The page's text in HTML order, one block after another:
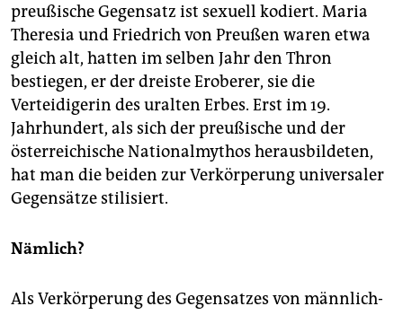
preußische Gegensatz ist sexuell kodiert. Maria
Theresia und Friedrich von Preußen waren etwa
gleich alt, hatten im selben Jahr den Thron
bestiegen, er der dreiste Eroberer, sie die
Verteidigerin des uralten Erbes. Erst im 19.
Jahrhundert, als sich der preußische und der
österreichische Nationalmythos herausbildeten,
hat man die beiden zur Verkörperung universaler
Gegensätze stilisiert.
Nämlich?
Als Verkörperung des Gegensatzes von männlich-